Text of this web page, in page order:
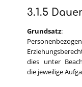
3.1.5
Grundsatz:
dies unter
die jeweilige